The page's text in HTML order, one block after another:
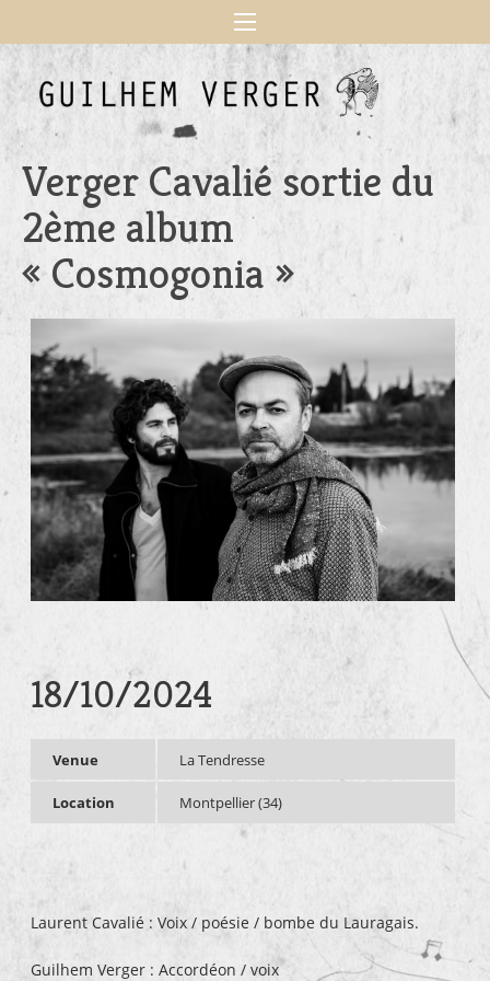
Verger Cavalié sortie du
2ème album
« Cosmogonia »
18/10/2024
Venue La Tendresse
Location Montpellier (34)
Laurent Cavalié : Voix / poésie / bombe du Lauragais.
Guilhem Verger : Accordéon / voix